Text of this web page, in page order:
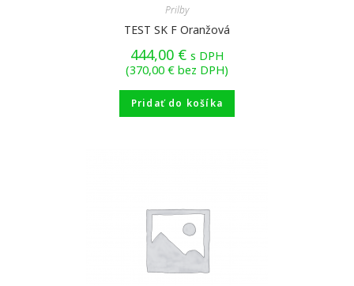
Prilby
TEST SK F Oranžová
444,00 € s DPH
(370,00 € bez DPH)
Pridať do košíka